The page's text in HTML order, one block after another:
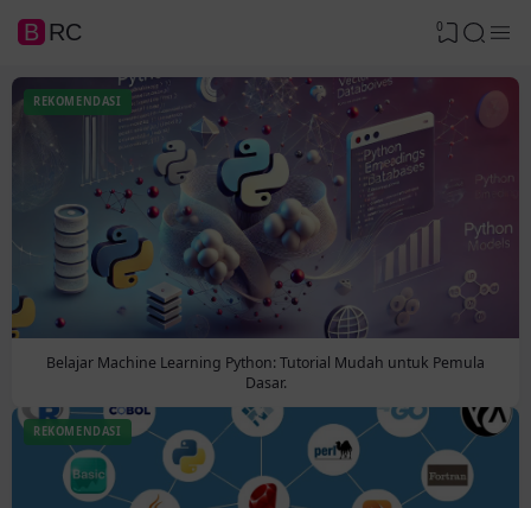
BRC 0
REKOMENDASI
Belajar Machine Learning Python: Tutorial Mudah untuk Pemula
Dasar.
REKOMENDASI